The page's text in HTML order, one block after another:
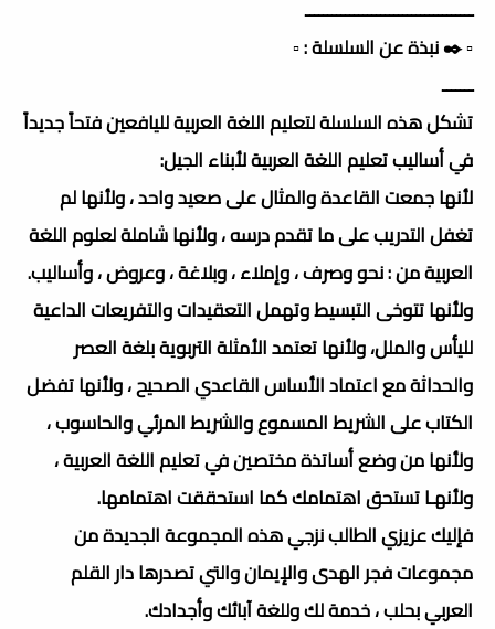
ــــــــــــــــــــــــــــــــــــــ
▫️ ✒️ نبذة عن السلسلة : ▫️
ـــــــ
تشكل هذه السلسلة لتعليم اللغة العربية لليافعين فتحاً جديداً
في أساليب تعليم اللغة العربية لأبناء الجيل:
لأنها جمعت القاعدة والمثال على صعيد واحد ، ولأنها لم
تغفل التدريب على ما تقدم درسه ، ولأنها شاملة لعلوم اللغة
العربية من : نحو وصرف ، وإملاء ، وبلاغة ، وعروض ، وأساليب.
ولأنها تتوخى التبسيط وتهمل التعقيدات والتفريعات الداعية
لليأس والملل، ولأنها تعتمد الأمثلة التربوية بلغة العصر
والحداثة مع اعتماد الأساس القاعدي الصحيح ، ولأنها تفضل
الكتاب على الشريط المسموع والشريط المرئي والحاسوب ،
ولأنها من وضع أساتذة مختصين في تعليم اللغة العربية ،
ولأنهـا تستحق اهتمامك كما استحققت اهتمامها.
فإليك عزيزي الطالب نزجي هذه المجموعة الجديدة من
مجموعات فجر الهدى والإيمان والتي تصدرها دار القلم
العربي بحلب ، خدمة لك وللغة آبائك وأجدادك.